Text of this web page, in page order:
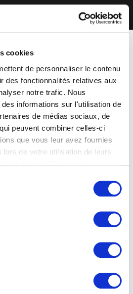
cookies
de personnaliser le contenu
des fonctionnalités relatives aux
notre trafic. Nous
informations sur l'utilisation de
de médias sociaux, de
peuvent combiner celles-ci
que vous leur avez fournies
lors de votre utilisation de leurs